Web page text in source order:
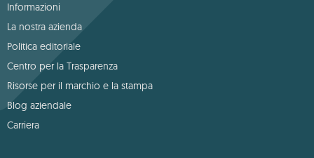
Informazioni
La nostra azienda
Politica editoriale
Centro per la Trasparenza
Risorse per il marchio e la stampa
Blog aziendale
Carriera